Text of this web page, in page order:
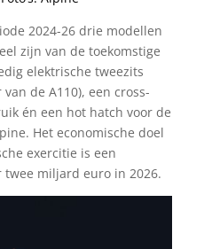
2024-26 drie modellen
zijn van de toekomstige
elektrische tweezits
de A110), een cross-
én een hot hatch voor de
Het economische doel
exercitie is een
miljard euro in 2026.